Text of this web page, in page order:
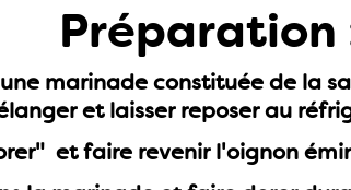
Préparation
marinade constituée de la
et laisser reposer au
et faire revenir l'oignon